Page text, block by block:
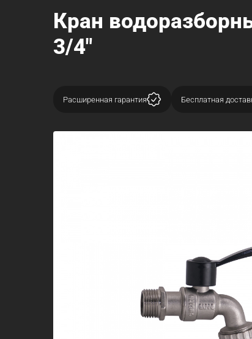
Кран
3/4"
Расширенная гарантия Бесплатная